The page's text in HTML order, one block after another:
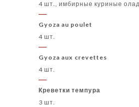
4 шт., имбирные куриные
Gyoza au poulet
4 шт.
Gyoza aux crevettes
4 шт.
Креветки темпура
3 шт.